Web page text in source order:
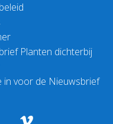
Planten dichterbij
in voor de Nieuwsbrief